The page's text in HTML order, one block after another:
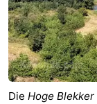
Die Hoge Blekker